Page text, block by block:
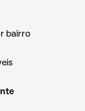
bairro